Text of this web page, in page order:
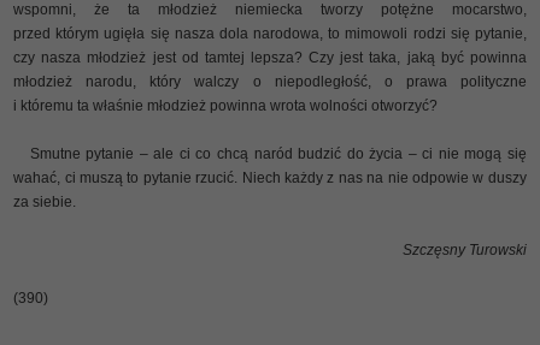
wspomni, że ta młodzież niemiecka tworzy potężne mocarstwo,
przed którym ugięła się nasza dola narodowa, to mimowoli rodzi się pytanie,
czy nasza młodzież jest od tamtej lepsza? Czy jest taka, jaką być powinna
młodzież narodu, który walczy o niepodległość, o prawa polityczne
i któremu ta właśnie młodzież powinna wrota wolności otworzyć?
Smutne pytanie – ale ci co chcą naród budzić do życia – ci nie mogą się
wahać, ci muszą to pytanie rzucić. Niech każdy z nas na nie odpowie w duszy
za siebie.
Szczęsny Turowski
(390)